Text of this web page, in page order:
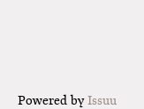
Powered byIssuu